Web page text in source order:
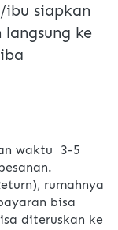
ibu siapkan
ke
waktu  3-5
rumahnya
bisa
diteruskan ke